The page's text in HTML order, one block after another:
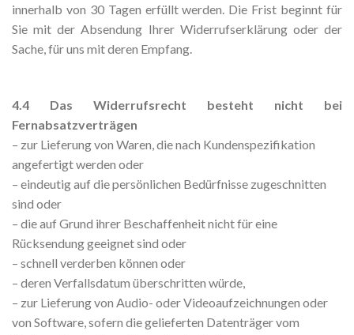
innerhalb von 30 Tagen erfüllt werden. Die Frist beginnt für
Sie mit der Absendung Ihrer Widerrufserklärung oder der
Sache, für uns mit deren Empfang.
4.4 Das Widerrufsrecht besteht nicht bei
Fernabsatzverträgen
– zur Lieferung von Waren, die nach Kundenspezifikation
angefertigt werden oder
– eindeutig auf die persönlichen Bedürfnisse zugeschnitten
sind oder
– die auf Grund ihrer Beschaffenheit nicht für eine
Rücksendung geeignet sind oder
– schnell verderben können oder
– deren Verfallsdatum überschritten würde,
– zur Lieferung von Audio- oder Videoaufzeichnungen oder
von Software, sofern die gelieferten Datenträger vom